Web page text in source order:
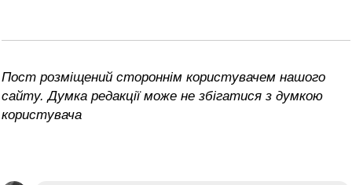
Пост розміщений стороннім користувачем нашого
сайту. Думка редакції може не збігатися з думкою
користувача